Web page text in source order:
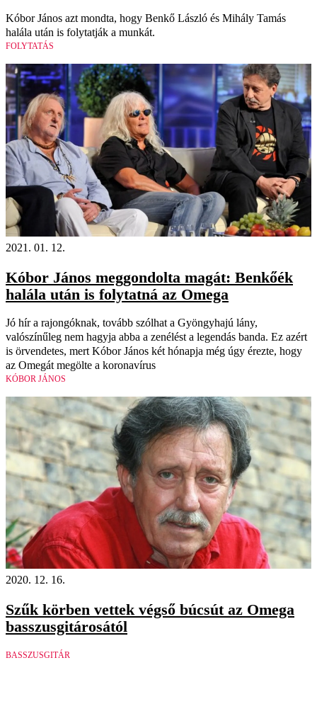
Kóbor János azt mondta, hogy Benkő László és Mihály Tamás
halála után is folytatják a munkát.
FOLYTATÁS
2021. 01. 12.
Kóbor János meggondolta magát: Benkőék
halála után is folytatná az Omega
Jó hír a rajongóknak, tovább szólhat a Gyöngyhajú lány,
valószínűleg nem hagyja abba a zenélést a legendás banda. Ez azért
is örvendetes, mert Kóbor János két hónapja még úgy érezte, hogy
az Omegát megölte a koronavírus
KÓBOR JÁNOS
2020. 12. 16.
Szűk körben vettek végső búcsút az Omega
basszusgitárosától
BASSZUSGITÁR